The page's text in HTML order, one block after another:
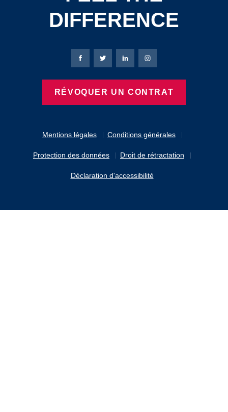
DIFFERENCE
Mentions légales Conditions générales
Protection des données Droit de rétractation
Déclaration d'accessibilité
Page Facebook de Bierbaum-Proenen
Page X de Bierbaum-Proenen
Page LinkedIn de
Page Instagram de
RÉVOQUER UN CONTRAT